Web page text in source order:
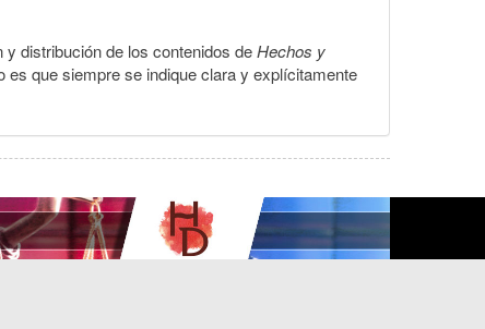
distribución de los contenidos deHechos y
es que siempre se indique clara y explícitamente